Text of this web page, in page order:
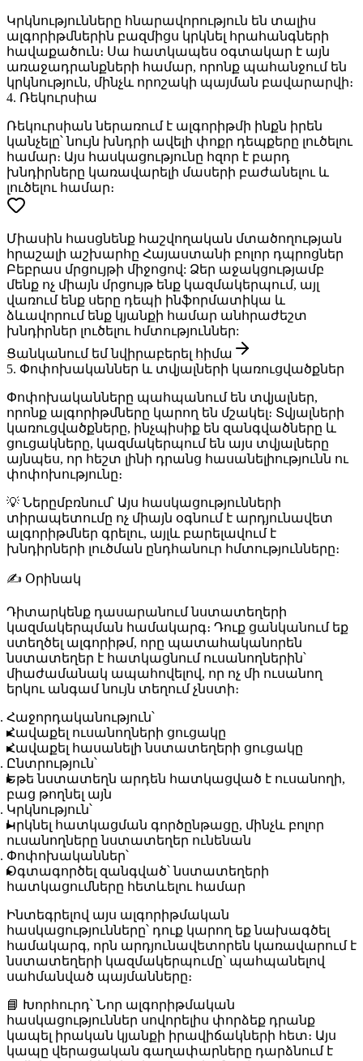
Կրկնությունները հնարավորություն են տալիս
ալգորիթմներին բազմիցս կրկնել հրահանգների
հավաքածուն։ Սա հատկապես օգտակար է այն
առաջադրանքների համար, որոնք պահանջում են
կրկնություն, մինչև որոշակի պայման բավարարվի։
4. Ռեկուրսիա
Ռեկուրսիան ներառում է ալգորիթմի ինքն իրեն
կանչելը՝ նույն խնդրի ավելի փոքր դեպքերը լուծելու
համար։ Այս հասկացությունը հզոր է բարդ
խնդիրները կառավարելի մասերի բաժանելու և
լուծելու համար։
Միասին հասցնենք հաշվողական մտածողության
հրաշալի աշխարհը Հայաստանի բոլոր դպրոցներ
Բեբրաս մրցույթի միջոցով: Ձեր աջակցությամբ
մենք ոչ միայն մրցույթ ենք կազմակերպում, այլ
վառում ենք սերը դեպի ինֆորմատիկա և
ձևավորում ենք կյանքի համար անհրաժեշտ
խնդիրներ լուծելու հմտություններ:
Ցանկանում եմ նվիրաբերել հիմա
5. Փոփոխականներ և տվյալների կառուցվածքներ
Փոփոխականները պահպանում են տվյալներ,
որոնք ալգորիթմները կարող են մշակել։ Տվյալների
կառուցվածքները, ինչպիսիք են զանգվածները և
ցուցակները, կազմակերպում են այս տվյալները
այնպես, որ հեշտ լինի դրանց հասանելիությունն ու
փոփոխությունը։
💡 Ներըմբռնում՝ Այս հասկացությունների
տիրապետումը ոչ միայն օգնում է արդյունավետ
ալգորիթմներ գրելու, այլև բարելավում է
խնդիրների լուծման ընդհանուր հմտությունները։
✍️ Օրինակ
Դիտարկենք դասարանում նստատեղերի
կազմակերպման համակարգ։ Դուք ցանկանում եք
ստեղծել ալգորիթմ, որը պատահականորեն
նստատեղեր է հատկացնում ուսանողներին՝
միաժամանակ ապահովելով, որ ոչ մի ուսանող
երկու անգամ նույն տեղում չնստի։
Հաջորդականություն՝
Հավաքել ուսանողների ցուցակը
Հավաքել հասանելի նստատեղերի ցուցակը
Ընտրություն՝
Եթե նստատեղն արդեն հատկացված է ուսանողի,
բաց թողնել այն
Կրկնություն՝
Կրկնել հատկացման գործընթացը, մինչև բոլոր
ուսանողները նստատեղեր ունենան
Փոփոխականներ՝
Օգտագործել զանգված՝ նստատեղերի
հատկացումները հետևելու համար
Ինտեգրելով այս ալգորիթմական
հասկացությունները՝ դուք կարող եք նախագծել
համակարգ, որն արդյունավետորեն կառավարում է
նստատեղերի կազմակերպումը՝ պահպանելով
սահմանված պայմանները։
📘 Խորհուրդ՝ Նոր ալգորիթմական
հասկացություններ սովորելիս փորձեք դրանք
կապել իրական կյանքի իրավիճակների հետ։ Այս
կապը վերացական գաղափարները դարձնում է